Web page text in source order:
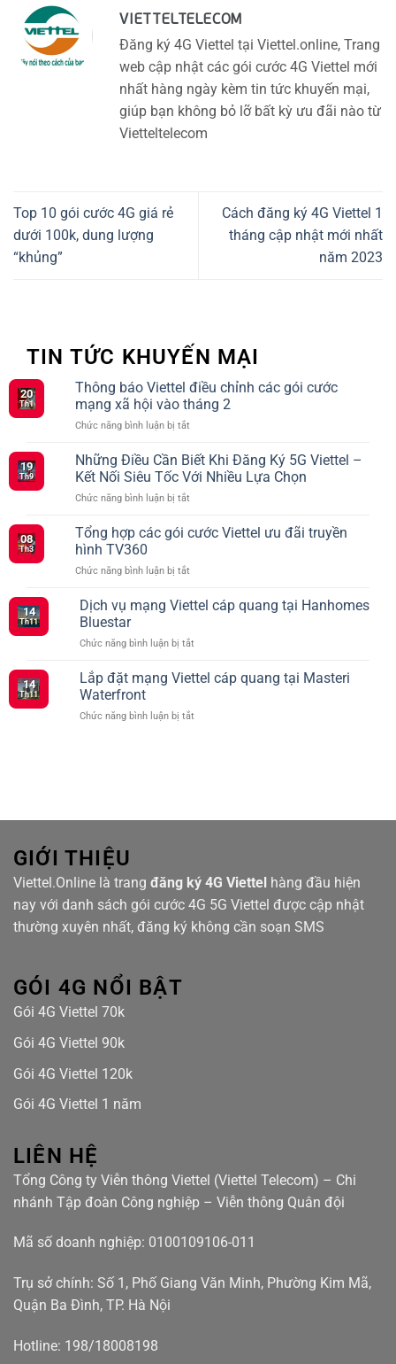
VIETTELTELECOM
Đăng ký 4G Viettel tại Viettel.online, Trang
web cập nhật các gói cước 4G Viettel mới
nhất hàng ngày kèm tin tức khuyến mại,
giúp bạn không bỏ lỡ bất kỳ ưu đãi nào từ
Vietteltelecom
Top 10 gói cước 4G giá rẻ
dưới 100k, dung lượng
“khủng”
Cách đăng ký 4G Viettel 1
tháng cập nhật mới nhất
năm 2023
TIN TỨC KHUYẾN MẠI
20
Th1
Thông báo Viettel điều chỉnh các gói cước
mạng xã hội vào tháng 2
Chức năng bình luận bị tắt
báo
Viettel
điều
chỉnh
gói
xã
vào
19
Th9
Những Điều Cần Biết Khi Đăng Ký 5G Viettel –
Kết Nối Siêu Tốc Với Nhiều Lựa Chọn
Chức năng bình luận bị tắt
Điều
Khi
Ký
–
Nối
Với
08
Th3
Tổng hợp các gói cước Viettel ưu đãi truyền
hình TV360
Chức năng bình luận bị tắt
hợp
cước
ưu
hình
14
Th11
Dịch vụ mạng Viettel cáp quang tại Hanhomes
Bluestar
Chức năng bình luận bị tắt
vụ
cáp
14
Th11
Lắp đặt mạng Viettel cáp quang tại Masteri
Waterfront
Chức năng bình luận bị tắt
tại
GIỚI THIỆU
Viettel.Online là trang đăng ký 4G Viettel hàng đầu hiện
nay với danh sách gói cước 4G 5G Viettel được cập nhật
thường xuyên nhất, đăng ký không cần soạn SMS
GÓI 4G NỔI BẬT
Gói 4G Viettel 70k
Gói 4G Viettel 90k
Gói 4G Viettel 120k
Gói 4G Viettel 1 năm
LIÊN HỆ
Tổng Công ty Viễn thông Viettel (Viettel Telecom) – Chi
nhánh Tập đoàn Công nghiệp – Viễn thông Quân đội
Mã số doanh nghiệp: 0100109106-011
Trụ sở chính: Số 1, Phố Giang Văn Minh, Phường Kim Mã,
Quận Ba Đình, TP. Hà Nội
Hotline: 198/18008198